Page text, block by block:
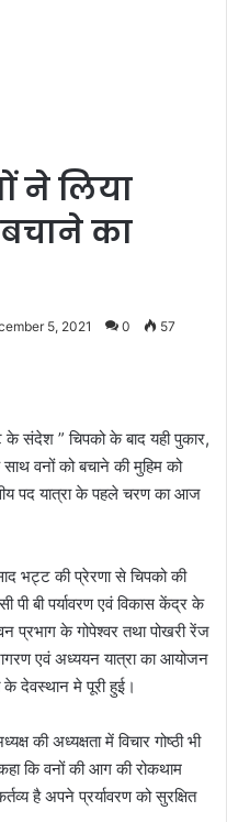
ने लिया
का
5, 2021 0 57
संदेश ” चिपको के बाद यही पुकार,
वनों को बचाने की मुहिम को
पद यात्रा के पहले चरण का आज
भट्ट की प्रेरणा से चिपको की
पी बी पर्यावरण एवं विकास केंद्र के
वन प्रभाग के गोपेश्वर तथा पोखरी रेंज
एवं अध्ययन यात्रा का आयोजन
देवस्थान मे पूरी हुई।
की अध्यक्षता में विचार गोष्ठी भी
कि वनों की आग की रोकथाम
है अपने प्रर्यावरण को सुरक्षित